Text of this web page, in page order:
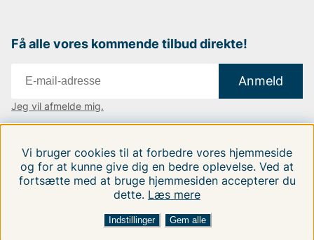
Få alle vores kommende tilbud direkte!
Anmeld
Jeg vil afmelde mig.
Følg os på vores sociale medier.
Vi bruger cookies til at forbedre vores hjemmeside
og for at kunne give dig en bedre oplevelse. Ved at
fortsætte med at bruge hjemmesiden accepterer du
dette. Læs mere
Indstillinger Gem alle